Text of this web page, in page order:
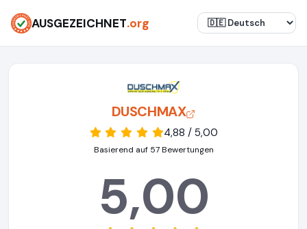
AUSGEZEICHNET.org
DUSCHMAX
4,88 / 5,00
Basierend auf 57 Bewertungen
5,00